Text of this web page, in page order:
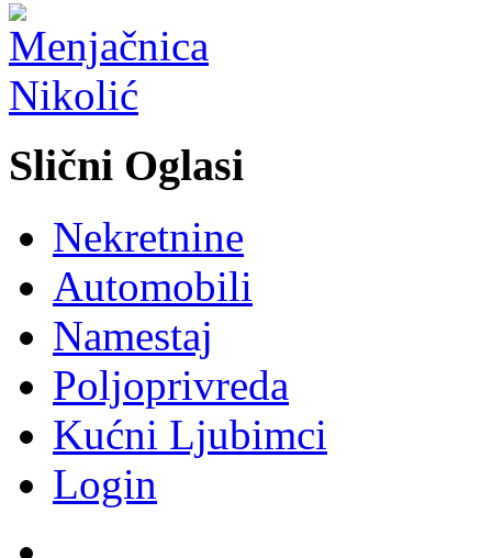
Slični Oglasi
Nekretnine
Automobili
Namestaj
Poljoprivreda
Kućni Ljubimci
Login